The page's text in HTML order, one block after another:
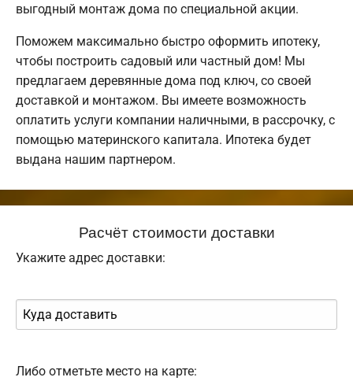
выгодный монтаж дома по специальной акции.
Поможем максимально быстро оформить ипотеку,
чтобы построить садовый или частный дом! Мы
предлагаем деревянные дома под ключ, со своей
доставкой и монтажом. Вы имеете возможность
оплатить услуги компании наличными, в рассрочку, с
помощью материнского капитала. Ипотека будет
выдана нашим партнером.
Расчёт стоимости доставки
Укажите адрес доставки:
Либо отметьте место на карте: